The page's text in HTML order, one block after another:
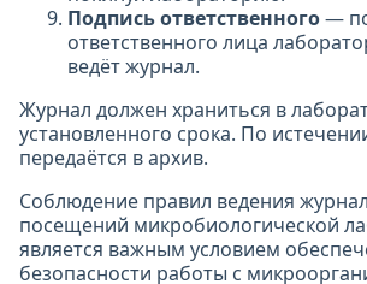
Подпись ответственного—
ответственного лица
ведёт журнал.
Журнал должен храниться в
установленного срока. По
передаётся в архив.
Соблюдение правил ведения
посещений микробиологической
является важным условием
безопасности работы с